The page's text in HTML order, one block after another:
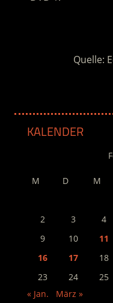
Quelle:
KALENDER
M D M
2
3 4
9
10 11
16
17 18
23
24 25
« Jan.
März »